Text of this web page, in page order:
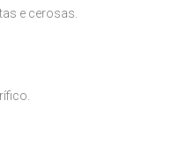
e cerosas.